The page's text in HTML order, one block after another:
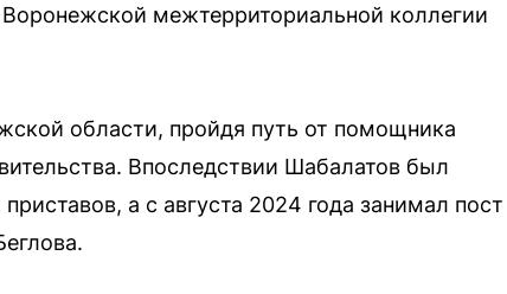
межтерриториальной коллегии
области, пройдя путь от помощника
Впоследствии Шабалатов был
а с августа 2024 года занимал пост